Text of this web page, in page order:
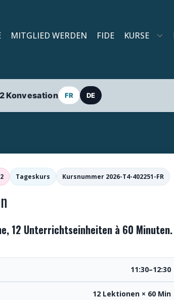
MITGLIED WERDEN FIDE KURSE
Konvesation FR DE
Tageskurs Kursnummer 2026-T4-402251-FR
12 Unterrichtseinheiten à 60 Minuten.
11:30–12:30
12 Lektionen × 60 Min